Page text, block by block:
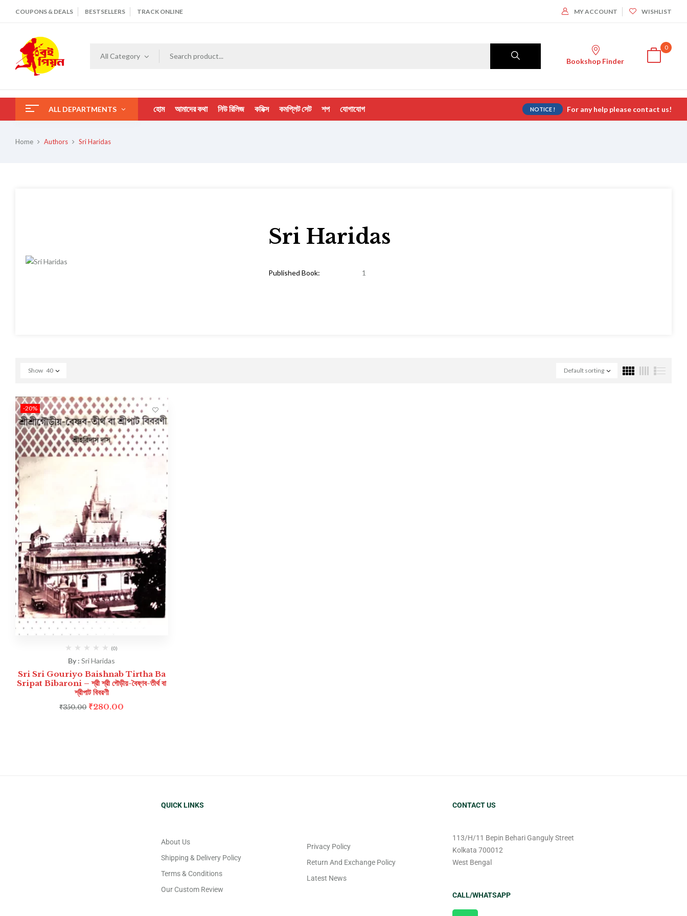
COUPONS & DEALS BESTSELLERS TRACK ONLINE MY ACCOUNT WISHLIST
All Category
Bookshop Finder
0
ALL DEPARTMENTS হোম আমাদের কথা নিউ রিলিজ কমিক্স কমপ্লিট সেট শপ যোগাযোগ NOTICE ! For any help please contact us!
Home Authors Sri Haridas
Sri Haridas
Published Book: 1
Default sorting
Show 40
-20%
(0)
By :Sri Haridas
Sri Sri Gouriyo Baishnab Tirtha Ba
Sripat Bibaroni – শ্রী শ্রী গৌড়ীয়-বৈষ্ণব-তীর্থ বা
শ্রীপাট বিবরণী
₹350.00 ₹280.00
QUICK LINKS
About Us
Shipping & Delivery Policy
Terms & Conditions
Our Custom Review
Privacy Policy
Return And Exchange Policy
Latest News
CONTACT US
113/H/11 Bepin Behari Ganguly Street
Kolkata 700012
West Bengal
CALL/WHATSAPP